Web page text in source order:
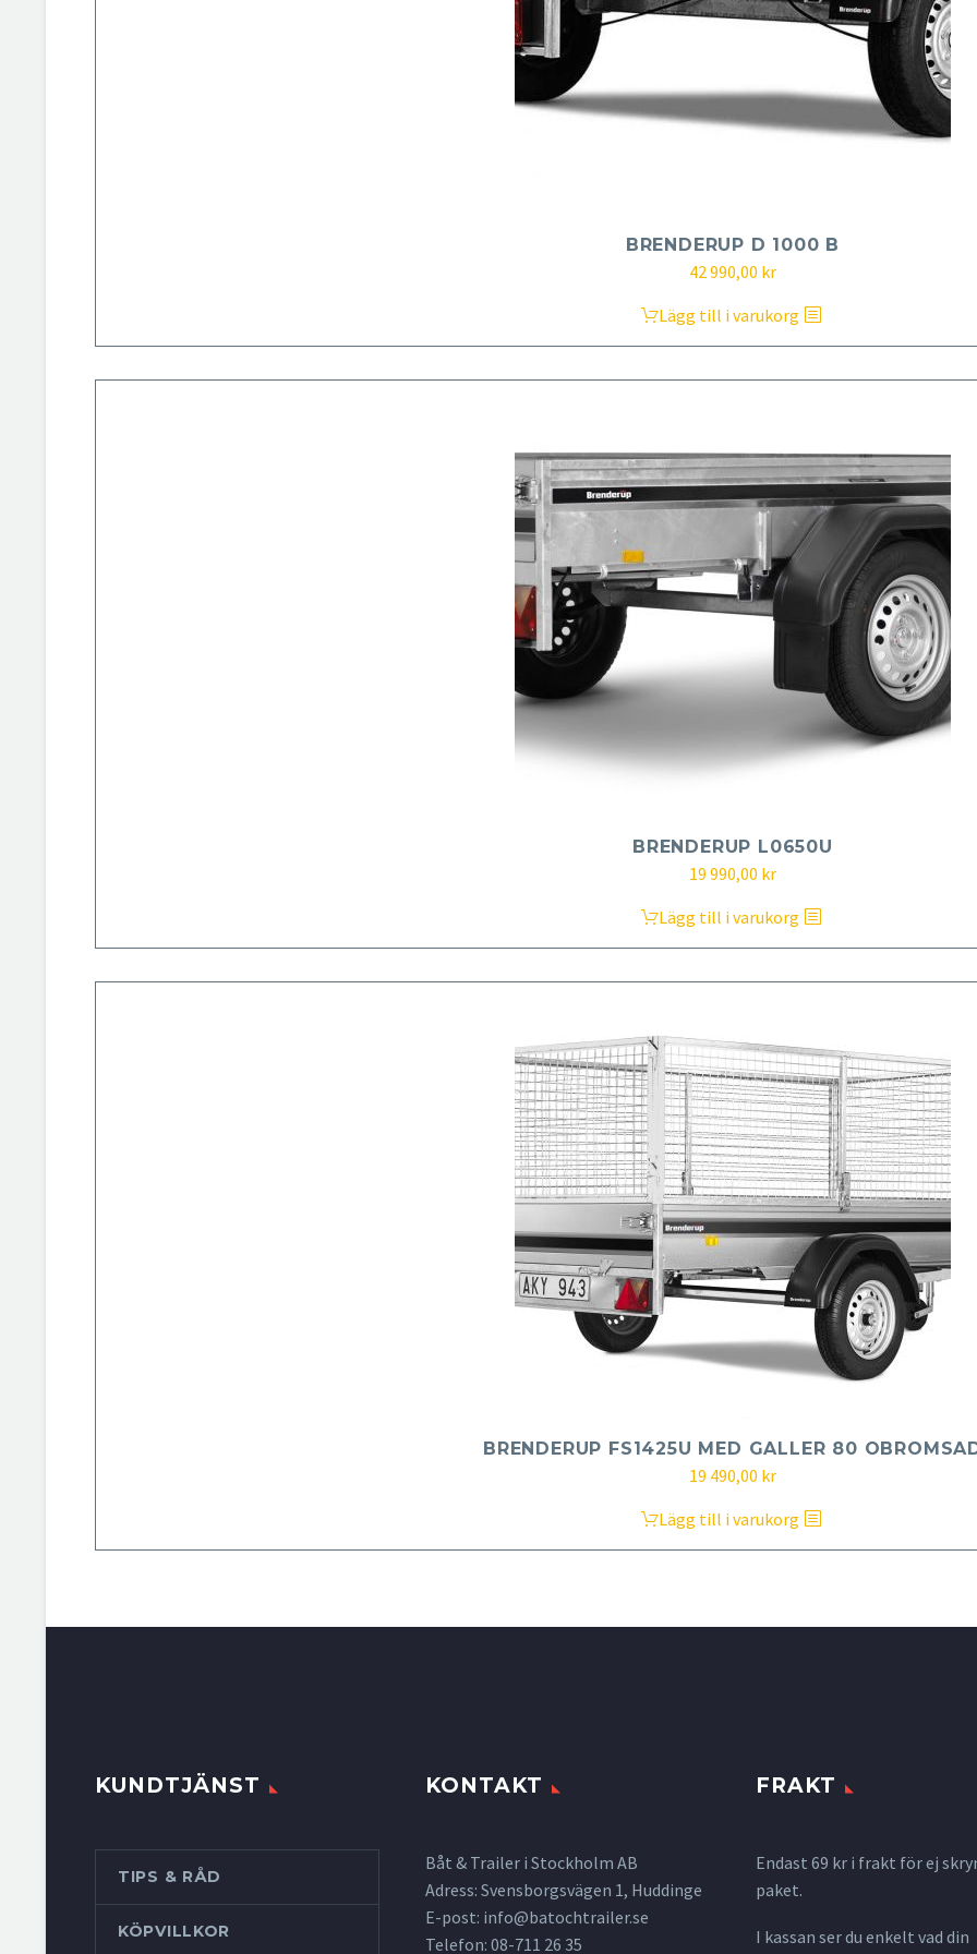
BRENDERUP D 1000 B
42 990,00 kr
Lägg till i varukorg
BRENDERUP L0650U
19 990,00 kr
Lägg till i varukorg
BRENDERUP FS1425U MED GALLER 80
Det
priset
var:
19 490,00 krDet
priset
är:
Lägg till i varukorg
KUNDTJÄNST
TIPS & RÅD
KÖPVILLKOR
KONTAKT
Båt & Trailer i Stockholm AB
Adress: Svensborgsvägen 1, Huddinge
E-post: info@batochtrailer.se
Telefon: 08-711 26 35
FRAKT
Endast 69 kr i frakt för ej
paket.
I kassan ser du enkelt vad din